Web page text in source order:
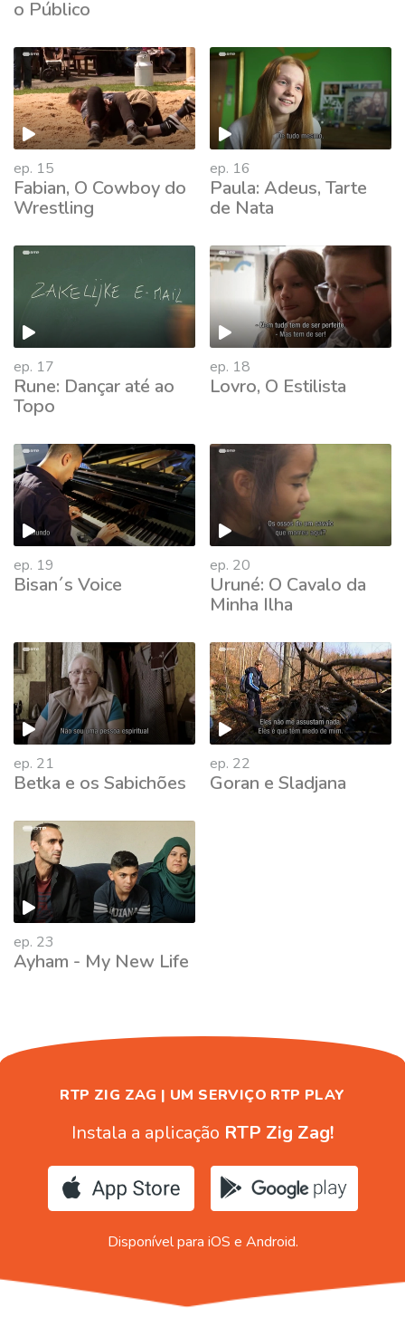
o Público
ep. 15
Fabian, O Cowboy do
Wrestling
ep. 16
Paula: Adeus, Tarte
de Nata
ep. 17
Rune: Dançar até ao
Topo
ep. 18
Lovro, O Estilista
ep. 19
Bisan´s Voice
ep. 20
Uruné: O Cavalo da
Minha Ilha
ep. 21
Betka e os Sabichões
ep. 22
Goran e Sladjana
ep. 23
Ayham - My New Life
402423
RTP ZIG ZAG | UM SERVIÇO RTP PLAY
Instala a aplicação RTP Zig Zag!
Disponível para iOS e Android.